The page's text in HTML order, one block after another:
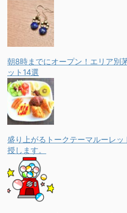
朝8時までにオープン！エリア別
ット14選
盛り上がるトークテーマルーレ
授します。